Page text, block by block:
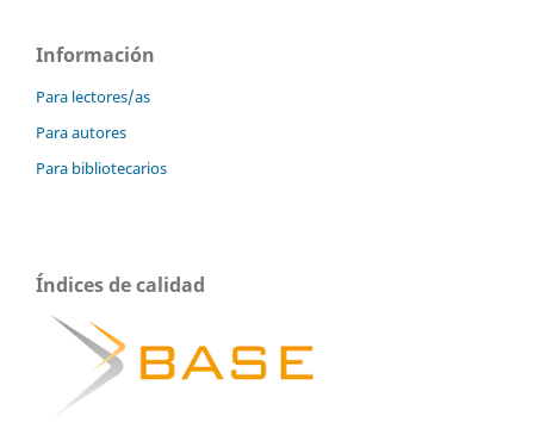
Información
Para lectores/as
Para autores
Para bibliotecarios
Índices de calidad